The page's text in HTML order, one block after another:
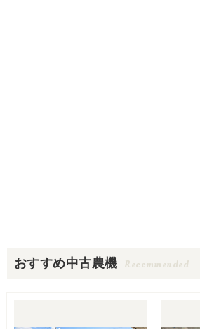
おすすめ中古農機 Recommended